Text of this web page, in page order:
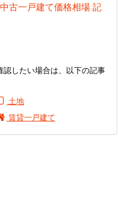
古一戸建て価格相場 記
したい場合は、以下の記事
土地
賃貸一戸建て